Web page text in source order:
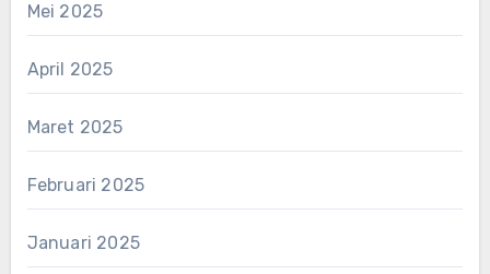
Mei 2025
April 2025
Maret 2025
Februari 2025
Januari 2025